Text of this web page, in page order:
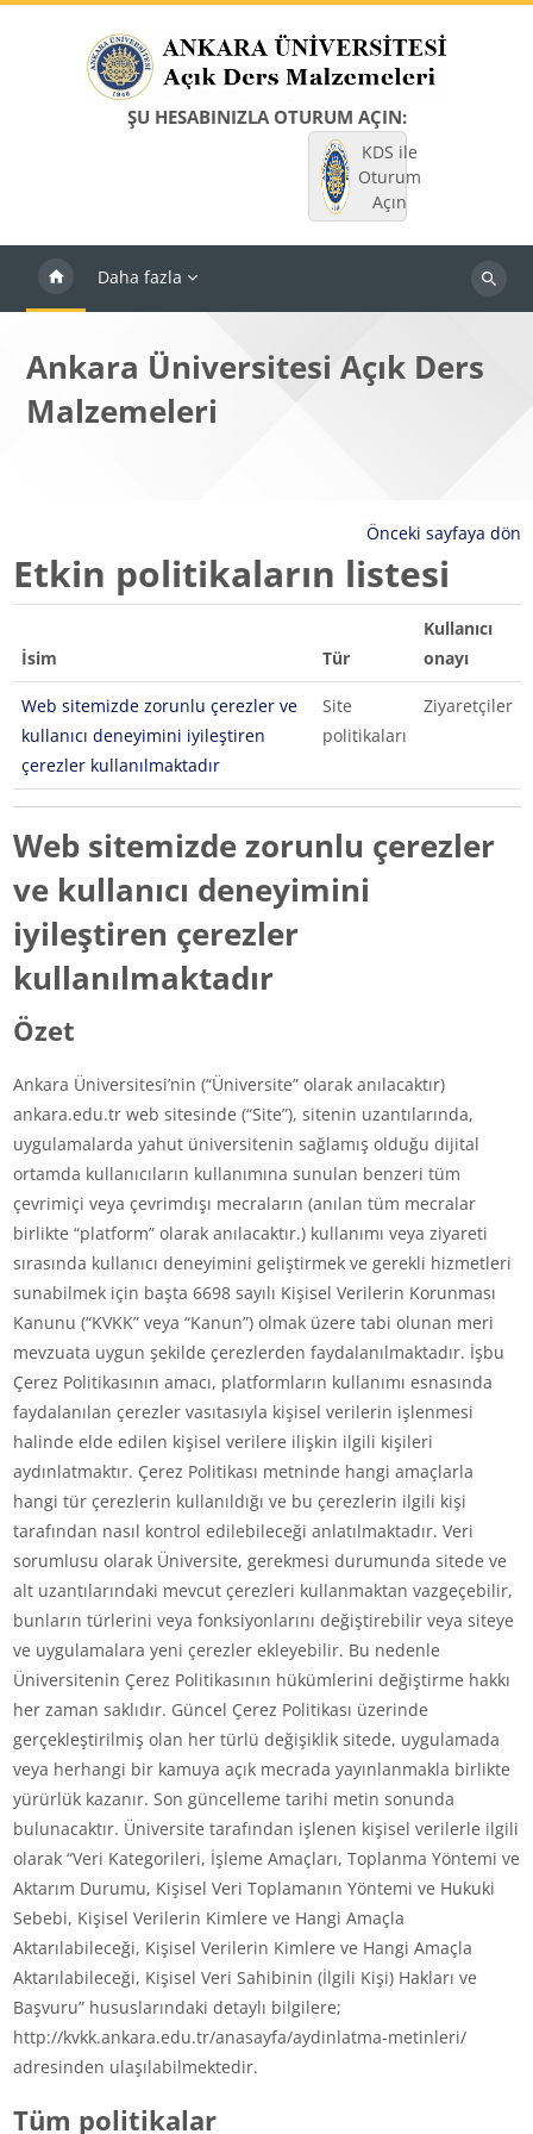
ŞU HESABINIZLA OTURUM AÇIN:
KDS ile
Oturum
Açın
Daha fazla
Dersleri
Ankara Üniversitesi Açık Ders
Malzemeleri
Önceki sayfaya dön
Etkin politikaların listesi
İsim Tür
Kullanıcı
onayı
Web sitemizde zorunlu çerezler ve
kullanıcı deneyimini iyileştiren
çerezler kullanılmaktadır
Site
politikaları
Ziyaretçiler
Web sitemizde zorunlu çerezler
ve kullanıcı deneyimini
iyileştiren çerezler
kullanılmaktadır
Özet
Ankara Üniversitesi’nin (“Üniversite” olarak anılacaktır)
ankara.edu.tr web sitesinde (“Site”), sitenin uzantılarında,
uygulamalarda yahut üniversitenin sağlamış olduğu dijital
ortamda kullanıcıların kullanımına sunulan benzeri tüm
çevrimiçi veya çevrimdışı mecraların (anılan tüm mecralar
birlikte “platform” olarak anılacaktır.) kullanımı veya ziyareti
sırasında kullanıcı deneyimini geliştirmek ve gerekli hizmetleri
sunabilmek için başta 6698 sayılı Kişisel Verilerin Korunması
Kanunu (“KVKK” veya “Kanun”) olmak üzere tabi olunan meri
mevzuata uygun şekilde çerezlerden faydalanılmaktadır. İşbu
Çerez Politikasının amacı, platformların kullanımı esnasında
faydalanılan çerezler vasıtasıyla kişisel verilerin işlenmesi
halinde elde edilen kişisel verilere ilişkin ilgili kişileri
aydınlatmaktır. Çerez Politikası metninde hangi amaçlarla
hangi tür çerezlerin kullanıldığı ve bu çerezlerin ilgili kişi
tarafından nasıl kontrol edilebileceği anlatılmaktadır. Veri
sorumlusu olarak Üniversite, gerekmesi durumunda sitede ve
alt uzantılarındaki mevcut çerezleri kullanmaktan vazgeçebilir,
bunların türlerini veya fonksiyonlarını değiştirebilir veya siteye
ve uygulamalara yeni çerezler ekleyebilir. Bu nedenle
Üniversitenin Çerez Politikasının hükümlerini değiştirme hakkı
her zaman saklıdır. Güncel Çerez Politikası üzerinde
gerçekleştirilmiş olan her türlü değişiklik sitede, uygulamada
veya herhangi bir kamuya açık mecrada yayınlanmakla birlikte
yürürlük kazanır. Son güncelleme tarihi metin sonunda
bulunacaktır. Üniversite tarafından işlenen kişisel verilerle ilgili
olarak “Veri Kategorileri, İşleme Amaçları, Toplanma Yöntemi ve
Aktarım Durumu, Kişisel Veri Toplamanın Yöntemi ve Hukuki
Sebebi, Kişisel Verilerin Kimlere ve Hangi Amaçla
Aktarılabileceği, Kişisel Verilerin Kimlere ve Hangi Amaçla
Aktarılabileceği, Kişisel Veri Sahibinin (İlgili Kişi) Hakları ve
Başvuru” hususlarındaki detaylı bilgilere;
http://kvkk.ankara.edu.tr/anasayfa/aydinlatma-metinleri/
adresinden ulaşılabilmektedir.
Tüm politikalar